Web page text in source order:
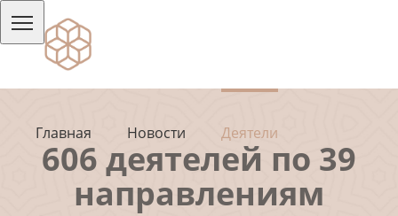
Главная Новости Деятели
606 деятелей по 39
направлениям